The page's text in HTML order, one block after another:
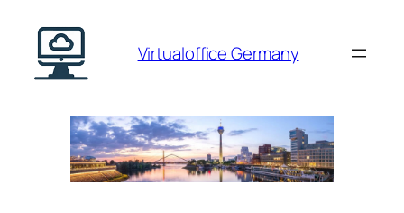
Inhalt
springen
Virtualoffice Germany